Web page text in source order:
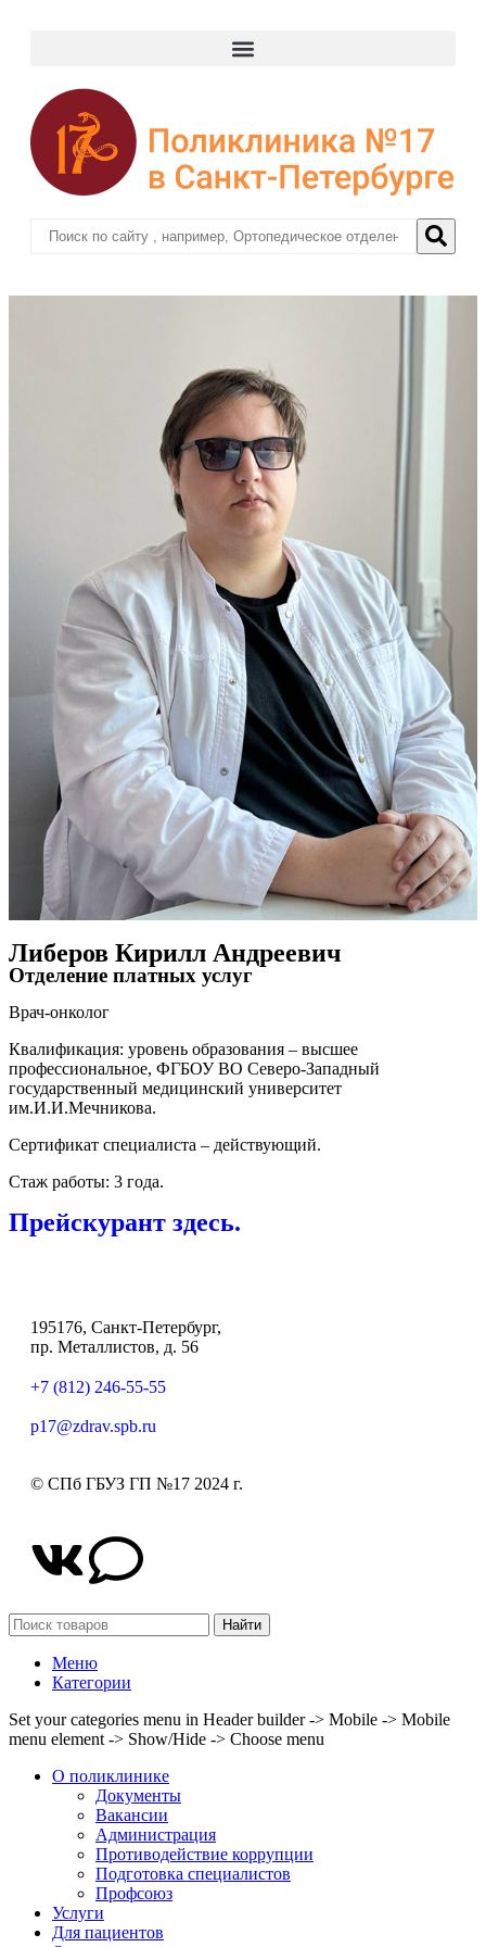
Либеров Кирилл Андреевич
Отделение платных услуг
Врач-онколог
Квалификация: уровень образования – высшее
профессиональное, ФГБОУ ВО Северо-Западный
государственный медицинский университет
им.И.И.Мечникова.
Сертификат специалиста – действующий.
Стаж работы: 3 года.
Прейскурант здесь.
195176, Санкт-Петербург,
пр. Металлистов, д. 56
+7 (812) 246-55-55
p17@zdrav.spb.ru
© СПб ГБУЗ ГП №17 2024 г.
Найти
Меню
Категории
Set your categories menu in Header builder -> Mobile -> Mobile
menu element -> Show/Hide -> Choose menu
О поликлинике
Документы
Вакансии
Администрация
Противодействие коррупции
Подготовка специалистов
Профсоюз
Услуги
Для пациентов